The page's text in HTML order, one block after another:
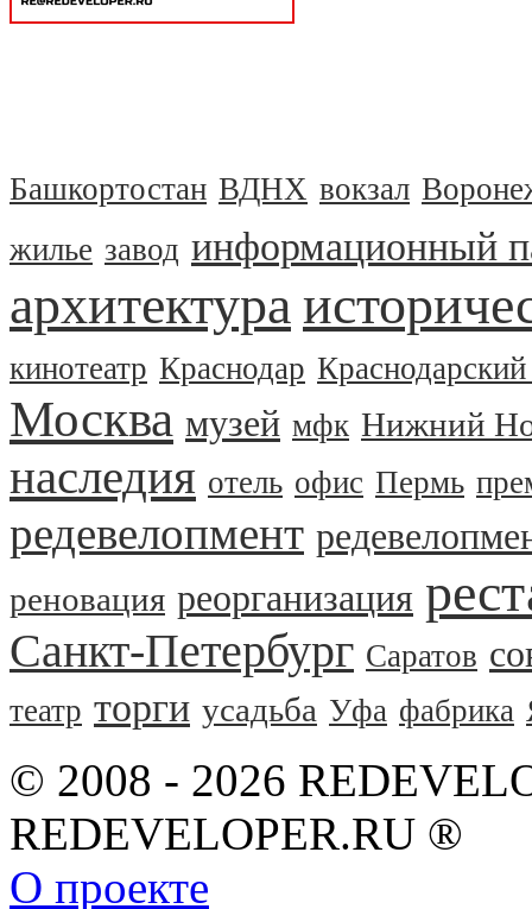
Башкортостан ВДНХ вокзал
жилье завод информационный
архитектура
кинотеатр Краснодар
Москва музей мфк Нижний
наследия отель офис Пермь
редевелопмент
реновация реорганизация
Санкт-Петербург Саратов
театр торги усадьба Уфа фабрика
© 2008 - 2026
REDEVELOPER.RU ®
О проекте